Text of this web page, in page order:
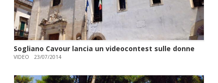
Sogliano Cavour lancia un videocontest sulle donne
VIDEO 23/07/2014